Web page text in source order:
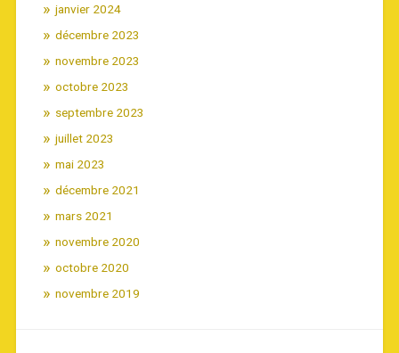
janvier 2024
décembre 2023
novembre 2023
octobre 2023
septembre 2023
juillet 2023
mai 2023
décembre 2021
mars 2021
novembre 2020
octobre 2020
novembre 2019